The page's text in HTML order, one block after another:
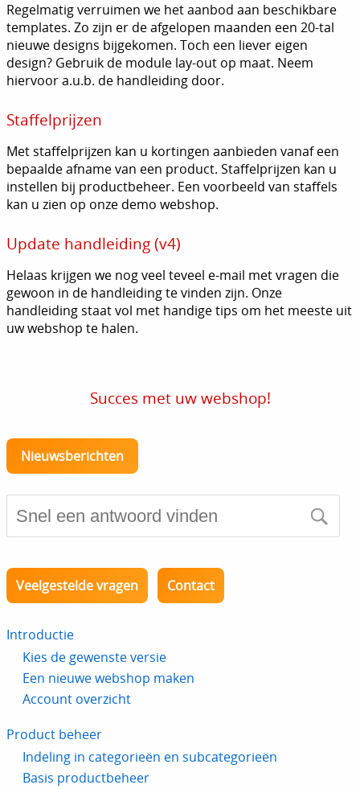
Regelmatig verruimen we het aanbod aan beschikbare
templates. Zo zijn er de afgelopen maanden een 20-tal
nieuwe designs bijgekomen. Toch een liever eigen
design? Gebruik de module lay-out op maat. Neem
hiervoor a.u.b. de handleiding door.
Staffelprijzen
Met staffelprijzen kan u kortingen aanbieden vanaf een
bepaalde afname van een product. Staffelprijzen kan u
instellen bij productbeheer. Een voorbeeld van staffels
kan u zien op onze demo webshop.
Update handleiding (v4)
Helaas krijgen we nog veel teveel e-mail met vragen die
gewoon in de handleiding te vinden zijn. Onze
handleiding staat vol met handige tips om het meeste uit
uw webshop te halen.
Succes met uw webshop!
Nieuwsberichten
Veelgestelde vragen Contact
Introductie
Kies de gewenste versie
Een nieuwe webshop maken
Account overzicht
Product beheer
Indeling in categorieën en subcategorieën
Basis productbeheer